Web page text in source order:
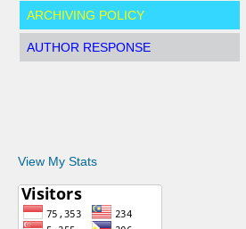
ARCHIVING POLICY
AUTHOR RESPONSE
View My Stats